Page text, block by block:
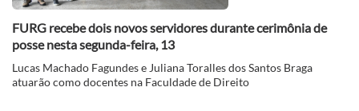
FURG recebe dois novos servidores durante cerimônia de
posse nesta segunda-feira, 13
Lucas Machado Fagundes e Juliana Toralles dos Santos Braga
atuarão como docentes na Faculdade de Direito